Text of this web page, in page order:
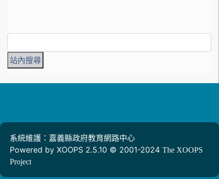
系統維護：嘉義縣政府教育網路中心
Powered by XOOPS 2.5.10 © 2001-2024 The XOOPS
Project